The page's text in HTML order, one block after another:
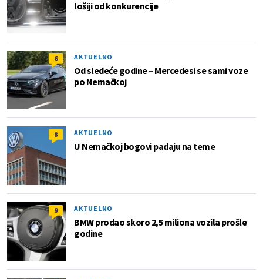
lošiji od konkurencije
6 AKTUELNO
Od sledeće godine – Mercedesi se sami voze
po Nemačkoj
8 AKTUELNO
U Nemačkoj bogovi padaju na teme
9 AKTUELNO
BMW prodao skoro 2,5 miliona vozila prošle
godine